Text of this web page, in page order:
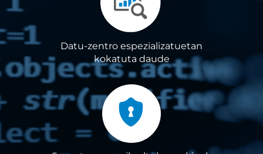
Datu-zentro espezializatuetan
kokatuta daude